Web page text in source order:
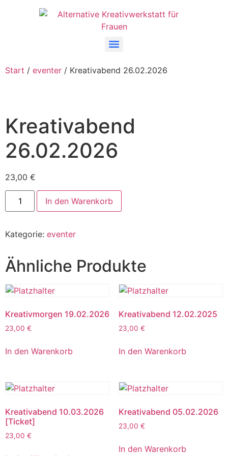
Start / eventer / Kreativabend 26.02.2026
Kreativabend
26.02.2026
23,00 €
In den Warenkorb
Kategorie: eventer
Ähnliche Produkte
Kreativmorgen 19.02.2026
23,00 €
In den Warenkorb
Kreativabend 12.02.2025
23,00 €
In den Warenkorb
Kreativabend 10.03.2026
[Ticket]
23,00 €
Kreativabend 05.02.2026
23,00 €
In den Warenkorb